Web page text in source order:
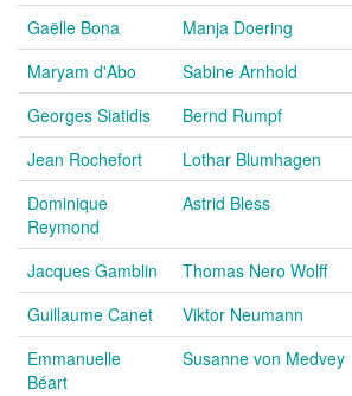
Gaëlle Bona
Manja Doering
Maryam d'Abo
Sabine Arnhold
Georges Siatidis
Bernd Rumpf
Jean Rochefort
Lothar Blumhagen
Dominique
Reymond
Astrid Bless
Jacques Gamblin Thomas Nero Wolff
Guillaume Canet
Viktor Neumann
Emmanuelle
Béart
Susanne von Medvey